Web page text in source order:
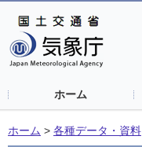
ホーム
ホーム > 各種データ・資料